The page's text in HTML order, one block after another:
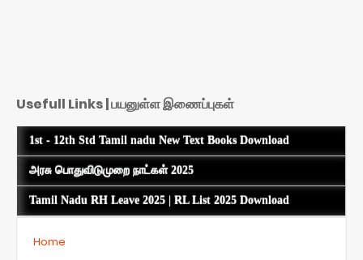
Usefull Links | பயனுள்ள இணைப்புகள்
1st - 12th Std Tamil nadu New Text Books Download
அரசு பொதுவிடுமுறை நாட்கள் 2025
Tamil Nadu RH Leave 2025 | RL List 2025 Download
Home